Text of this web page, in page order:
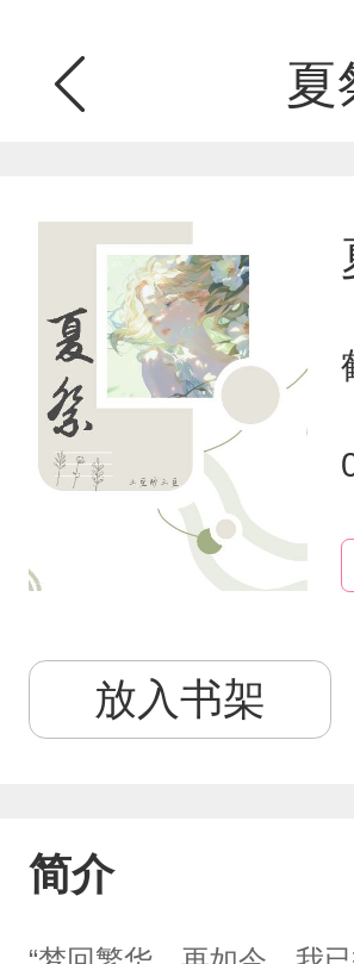
夏
放入书架
简介